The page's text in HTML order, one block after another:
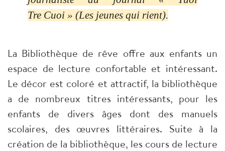
Tre Cuoi » (Les jeunes qui rient).
La Bibliothèque de rêve offre aux enfants un
espace de lecture confortable et intéressant.
Le décor est coloré et attractif, la bibliothèque
a de nombreux titres intéressants, pour les
enfants de divers âges dont des manuels
scolaires, des œuvres littéraires. Suite à la
création de la bibliothèque, les cours de lecture